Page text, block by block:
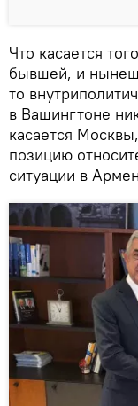
Что касается
бывшей, и
то
в Вашингтоне
касается
позицию
ситуации в